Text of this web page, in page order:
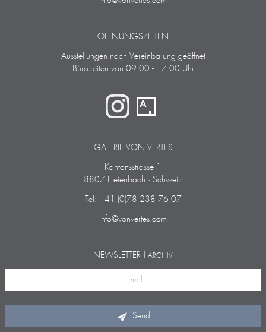
ÖFFNUNGSZEITEN
Ausstellungen nach Vereinbarung geöffnet
Bürozeiten von 09.00 - 17.00 Uhr
GALERIE VON VERTES
Kantonsstrasse 1
8807 Freienbach · Schweiz
Tel: +41 (0)78 238 76 07
info@vonvertes.com
NEWSLETTER | ARCHIV
Send